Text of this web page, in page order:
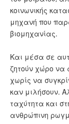
κοινωνικής
μηχανή που
βιομηχανίας.
Και μέσα σε
ζητούν χώρο να
χωρίς να
καν μιλήσουν.
ταχύτητα και
ανθρώπινη